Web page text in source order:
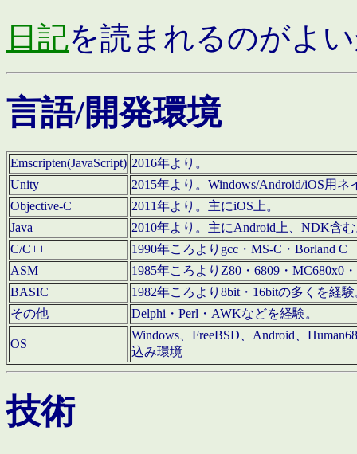
日記を読まれるのがよ
言語/開発環境
Emscripten(JavaScript) 2016年より。
Unity
2015年より。Windows/Android/iOS用
Objective-C
2011年より。主にiOS上。
Java
2010年より。主にAndroid上、NDK含
C/C++
1990年ころよりgcc・MS-C・Borland
ASM
1985年ころよりZ80・6809・MC680x0
BASIC
1982年ころより8bit・16bitの多くを経
その他
Delphi・Perl・AWKなどを経験。
OS
Windows、FreeBSD、Android、
込み環境
技術